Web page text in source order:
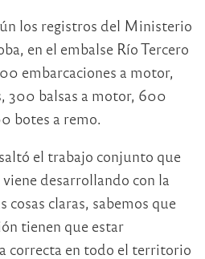
los registros del Ministerio
en el embalse Río Tercero
embarcaciones a motor,
300 balsas a motor, 600
botes a remo.
el trabajo conjunto que
desarrollando con la
cosas claras, sabemos que
tienen que estar
correcta en todo el territorio